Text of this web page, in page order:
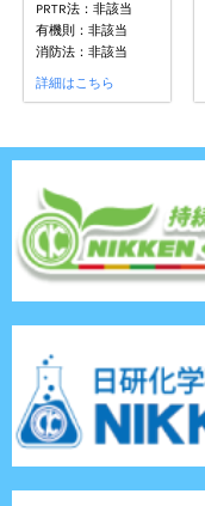
PRTR法：非該当
有機則：非該当
消防法：非該当
詳細はこちら